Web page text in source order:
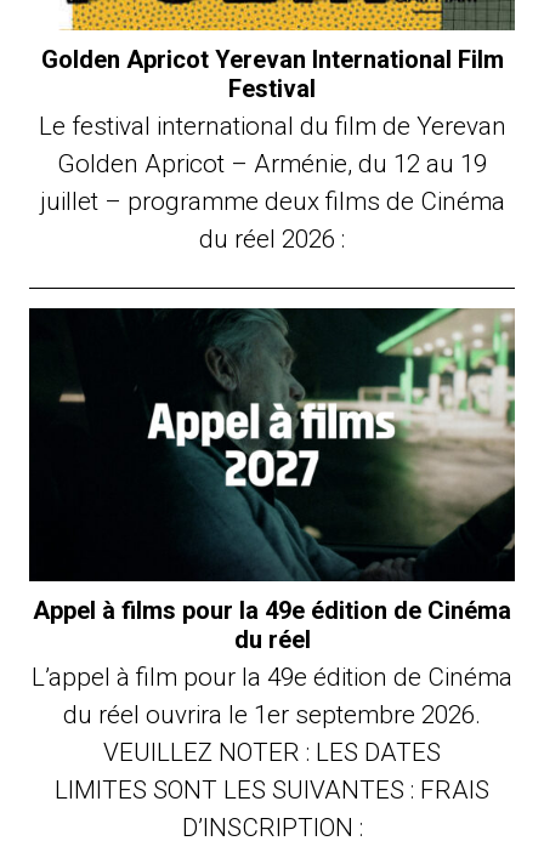
Golden Apricot Yerevan International Film
Festival
Le festival international du film de Yerevan
Golden Apricot – Arménie, du 12 au 19
juillet – programme deux films de Cinéma
du réel 2026 :
Appel à films pour la 49e édition de Cinéma
du réel
L’appel à film pour la 49e édition de Cinéma
du réel ouvrira le 1er septembre 2026.
VEUILLEZ NOTER : LES DATES
LIMITES SONT LES SUIVANTES : FRAIS
D’INSCRIPTION :